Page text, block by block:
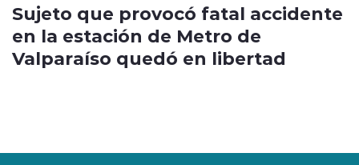
Sujeto que provocó fatal accidente
en la estación de Metro de
Valparaíso quedó en libertad